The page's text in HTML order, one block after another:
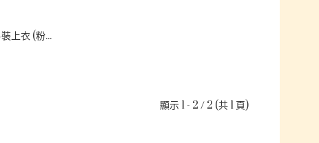
【現貨 】boom style-♡韓國男裝上衣 (粉紅色 M碼 )
顯示 1 - 2 / 2 (共 1 頁)